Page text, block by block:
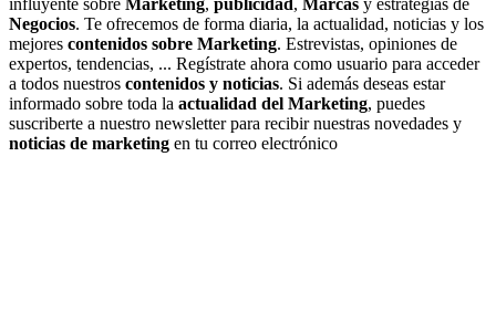
influyente sobre Marketing, publicidad , Marcas y estrategias de
Negocios. Te ofrecemos de forma diaria, la actualidad, noticias y los
mejores contenidos sobre Marketing. Estrevistas, opiniones de
expertos, tendencias, ... Regístrate ahora como usuario para acceder
a todos nuestros contenidos y noticias. Si además deseas estar
informado sobre toda la actualidad del Marketing, puedes
suscriberte a nuestro newsletter para recibir nuestras novedades y
noticias de marketing en tu correo electrónico